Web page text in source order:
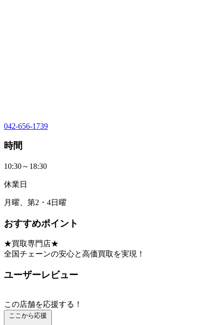
042-656-1739
時間
10:30～18:30
休業日
月曜、第2・4日曜
おすすめポイント
★買取専門店★
全国チェーンの安心と高価買取を実現！
ユーザーレビュー
この店舗を応援する！
ここから応援